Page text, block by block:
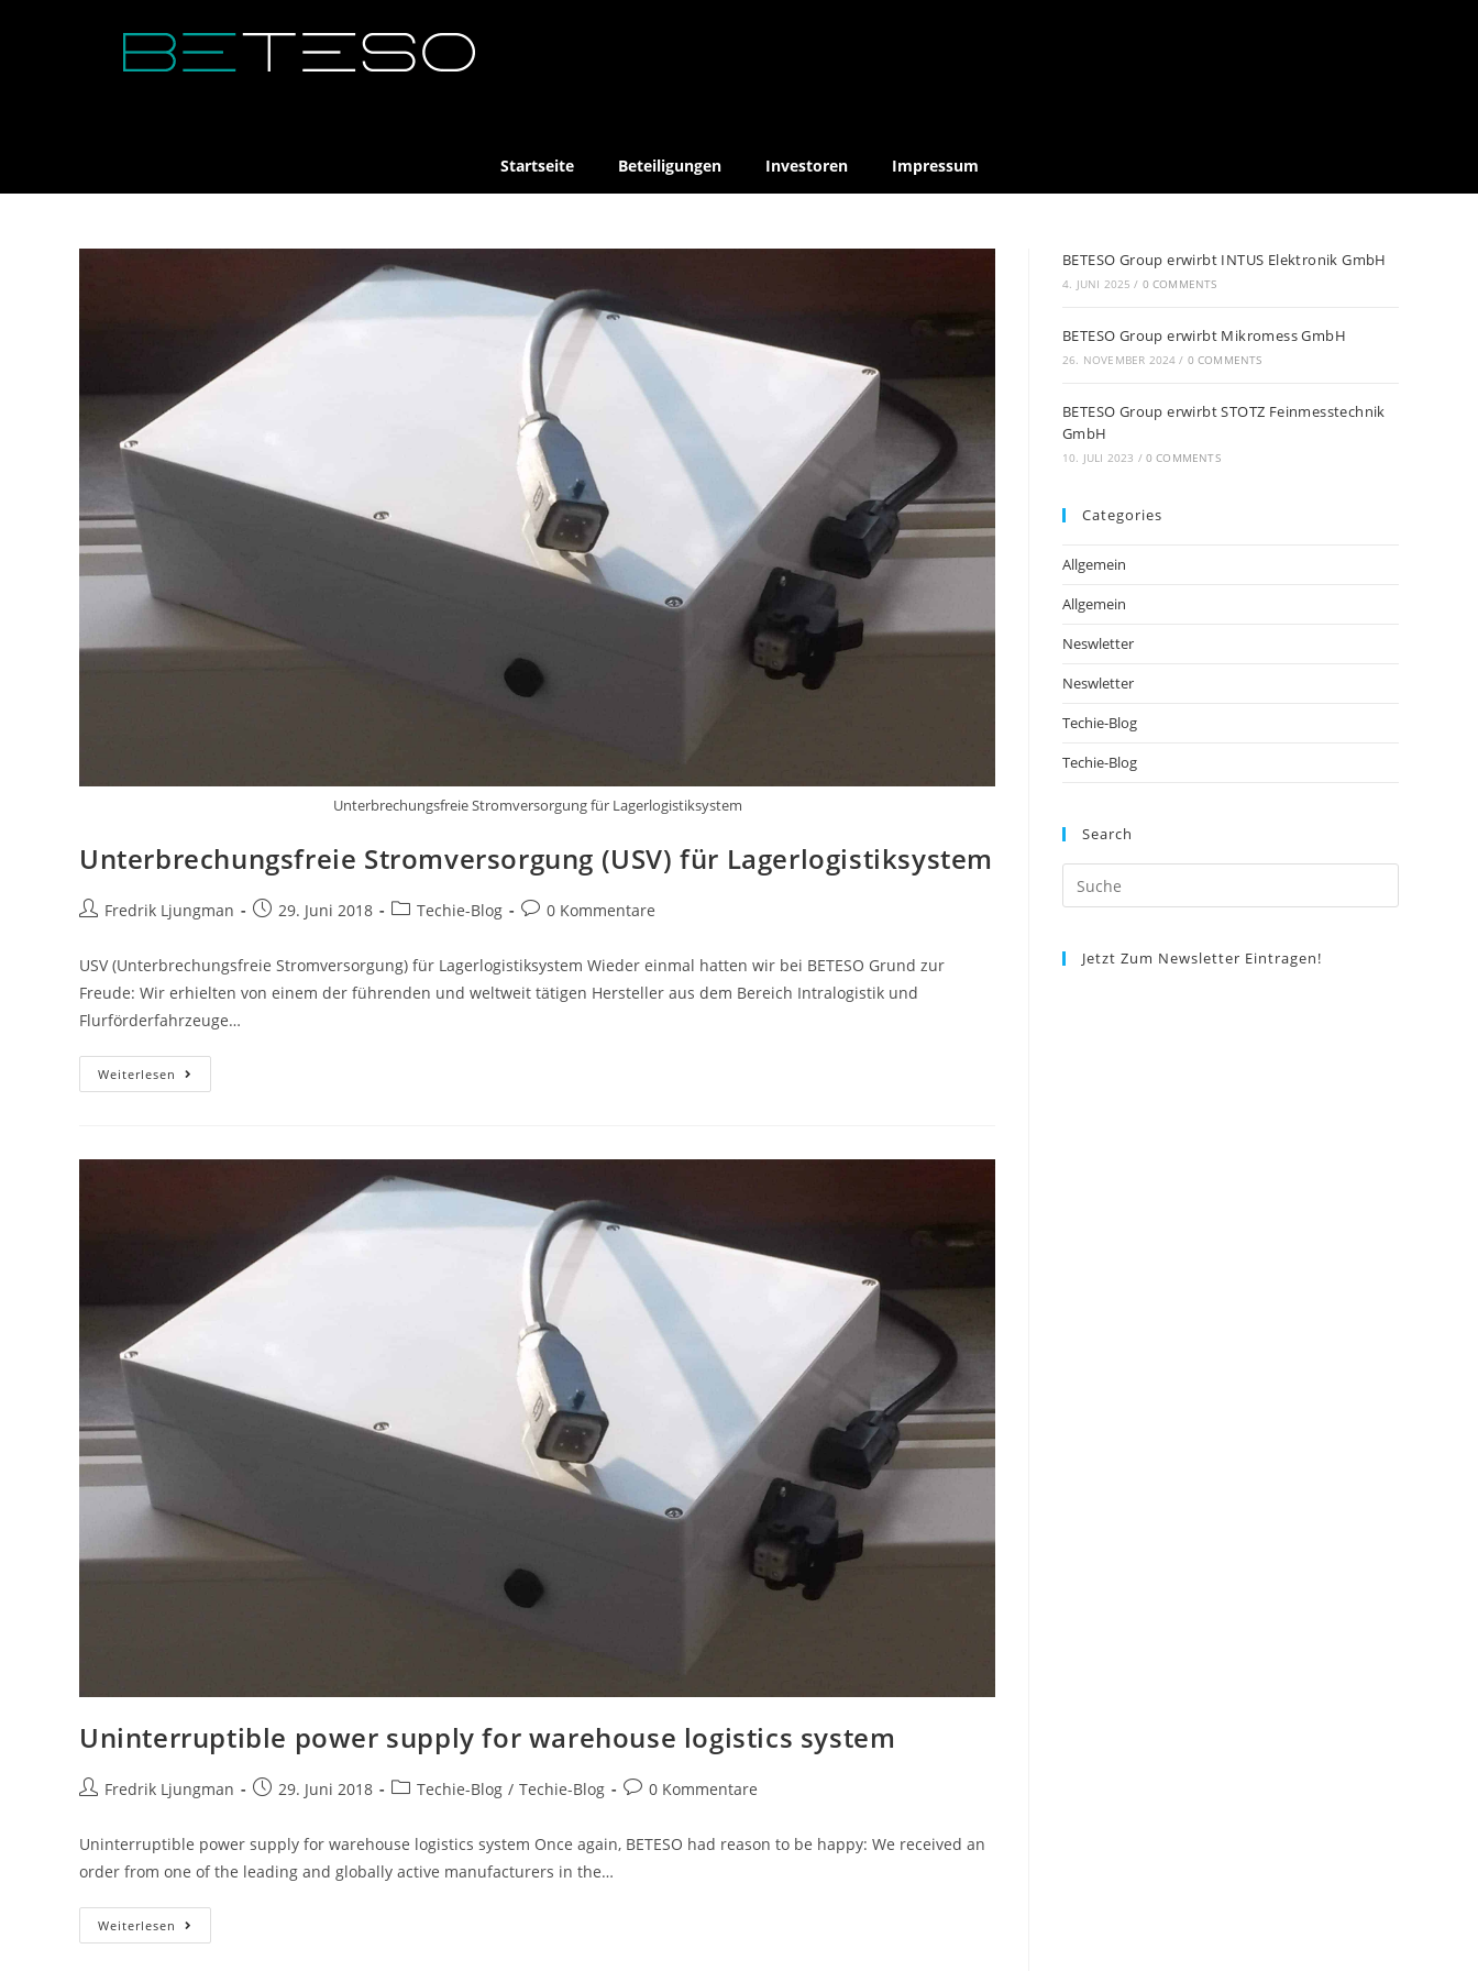
Startseite Beteiligungen Investoren Impressum
Unterbrechungsfreie Stromversorgung für Lagerlogistiksystem
Unterbrechungsfreie Stromversorgung (USV) für Lagerlogistiksystem
Fredrik Ljungman 29. Juni 2018 Techie-Blog 0 Kommentare
USV (Unterbrechungsfreie Stromversorgung) für Lagerlogistiksystem Wieder einmal hatten wir bei BETESO Grund zur
Freude: Wir erhielten von einem der führenden und weltweit tätigen Hersteller aus dem Bereich Intralogistik und
Flurförderfahrzeuge…
Weiterlesen
Uninterruptible power supply for warehouse logistics system
Fredrik Ljungman 29. Juni 2018 Techie-Blog / Techie-Blog 0 Kommentare
Uninterruptible power supply for warehouse logistics system Once again, BETESO had reason to be happy: We received an
order from one of the leading and globally active manufacturers in the…
Weiterlesen
BETESO Group erwirbt INTUS Elektronik GmbH
4. JUNI 2025 / 0 COMMENTS
BETESO Group erwirbt Mikromess GmbH
26. NOVEMBER 2024 / 0 COMMENTS
BETESO Group erwirbt STOTZ Feinmesstechnik
GmbH
10. JULI 2023 / 0 COMMENTS
Categories
Allgemein
Allgemein
Neswletter
Neswletter
Techie-Blog
Techie-Blog
Search
Jetzt Zum Newsletter Eintragen!